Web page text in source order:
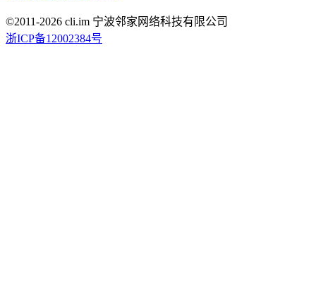
©2011-2026 cli.im 宁波邻家网络科技有限公司
浙ICP备12002384号